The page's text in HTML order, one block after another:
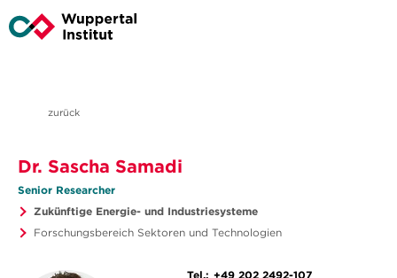
zurück
Dr. Sascha Samadi
Senior Researcher
Zukünftige Energie- und Industriesysteme
Forschungsbereich Sektoren und Technologien
Tel.: +49 202 2492-107